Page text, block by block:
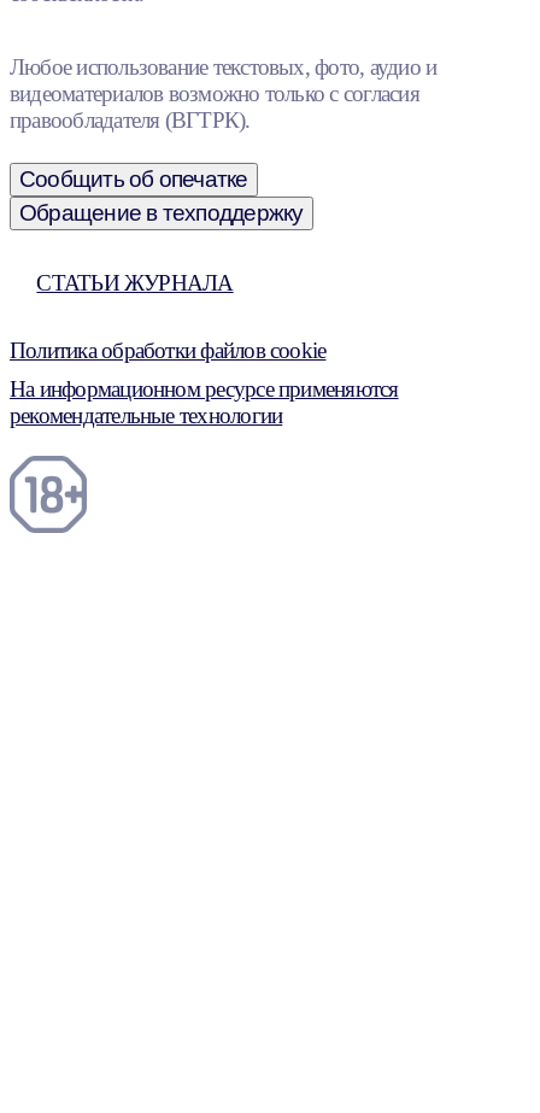
Любое использование текстовых, фото, аудио и
видеоматериалов возможно только с согласия
правообладателя (ВГТРК).
Сообщить об опечатке
Обращение в техподдержку
СТАТЬИ ЖУРНАЛА
Политика обработки файлов cookie
На информационном ресурсе применяются
рекомендательные технологии